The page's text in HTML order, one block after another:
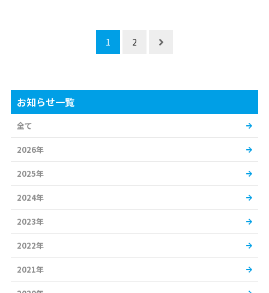
1 2
お知らせ一覧
全て
2026年
2025年
2024年
2023年
2022年
2021年